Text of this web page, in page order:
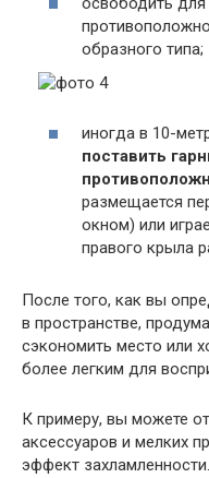
образного типа;
иногда в 10-
поставить
размещается
окном) или
правого крыла
После того, как вы
в пространстве,
сэкономить место или
более легким для
К примеру, вы можете
аксессуаров и мелких
эффект захламленности.